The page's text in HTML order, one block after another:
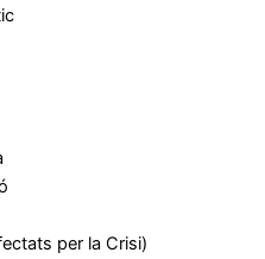
per la Crisi)